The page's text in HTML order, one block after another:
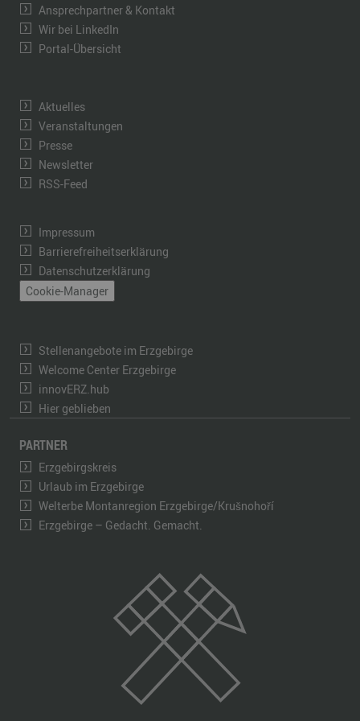
Ansprechpartner & Kontakt
Wir bei LinkedIn
Portal-Übersicht
Aktuelles
Veranstaltungen
Presse
Newsletter
RSS-Feed
Impressum
Barrierefreiheitserklärung
Datenschutzerklärung
Cookie-Manager
Stellenangebote im Erzgebirge
Welcome Center Erzgebirge
innovERZ.hub
Hier geblieben
PARTNER
Erzgebirgskreis
Urlaub im Erzgebirge
Welterbe Montanregion Erzgebirge/Krušnohoří
Erzgebirge – Gedacht. Gemacht.